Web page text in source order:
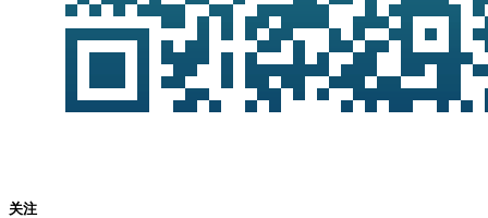
关注